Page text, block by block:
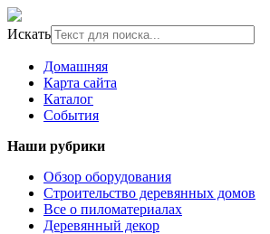
Искать
Домашняя
Карта сайта
Каталог
События
Наши рубрики
Обзор оборудования
Строительство деревянных домов
Все о пиломатериалах
Деревянный декор